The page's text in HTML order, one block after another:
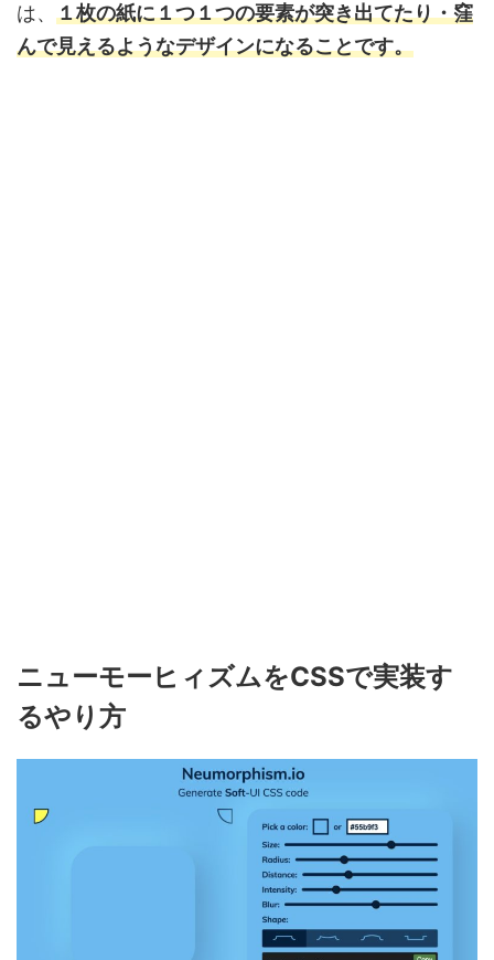
は、 １枚の紙に１つ１つの要素が突き出てたり・窪
んで見えるようなデザインになることです。
ニューモーヒィズムをCSSで実装す
るやり方